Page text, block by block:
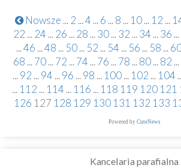
Nowsze ... 2 ...4 ... 6 ... 8 ... 10 ... 12 ...
22 ... 24 ... 26 ... 28 ... 30 ... 32 ... 34 ... 36 ...
...46 ...48 ... 50... 52 ... 54 ... 56 ... 58 ...
68 ... 70 ... 72 ... 74 ... 76 ... 78 ... 80 ... 82 ...
... 92 ... 94 ... 96 ... 98 ... 100 ... 102 ... 104
... 112 ... 114 ... 116 ... 118 119 120 121
126 127 128 129 130 131 132 133
Powered by CuteNews
Kancelaria parafialna